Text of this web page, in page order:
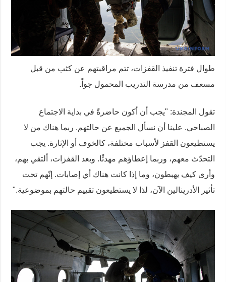
طوال فترة تنفيذ القفزات، تتم مراقبتهم عن كثب من قبل
مسعف من مدرسة التدريب المحمول جواً.
تقول المجندة: "يجب أن أكون حاضرةً في بداية الاجتماع
الصباحي. علينا أن نسأل الجميع عن حالتهم. ربما هناك من لا
يستطيعون القفز لأسباب مختلفة، كالخوف أو الإثارة. يجب
التحدّث معهم، وربما إعطاؤهم مهدئًا. وبعد القفزات، ألتقي بهم،
وأرى كيف يهبطون، وما إذا كانت هناك أي إصابات. إنّهم تحت
تأثير الأدرينالين الآن، لذا لا يستطيعون تقييم حالتهم بموضوعية."